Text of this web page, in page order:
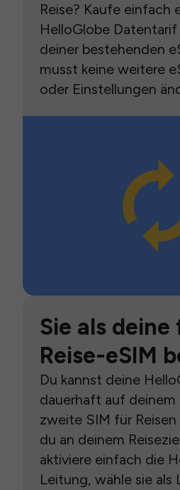
Reise? Kaufe einfach
HelloGlobe
deiner bestehenden
musst keine weitere
oder Einstellungen
Sie als deine
Reise-eSIM
Du kannst deine
dauerhaft auf deinem
zweite SIM für
du an deinem
aktiviere einfach die
Leitung, wähle sie als